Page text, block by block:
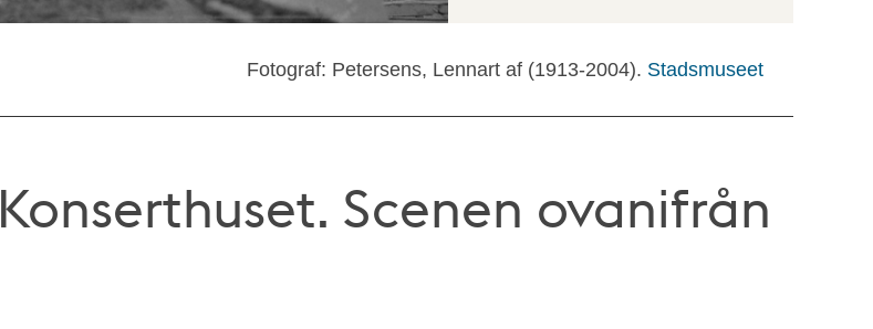
Fotograf: Petersens, Lennart af (1913-2004). Stadsmuseet
Konserthuset. Scenen ovanifrån